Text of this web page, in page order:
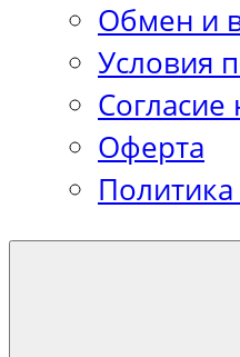
Обмен и
Условия
Оферта